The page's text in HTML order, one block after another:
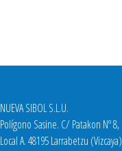
NUEVA SIBOL S.L.U.
Polígono Sasine. C/ Patakon Nº 8,
Local A. 48195 Larrabetzu (Vizcaya)